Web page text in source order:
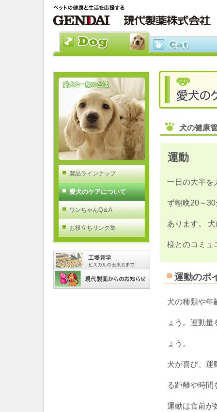
製品ラインナップ
愛犬のケアについて
ワンちゃんQ＆A
お役立ちリンク集
犬の健康
運動
一日の大半を
ず朝晩20～
あります。
様とのコミュ
運動のポ
犬の種類や年
ょう。運動
ょう。
犬が喜び、運
る距離や時間
運動は食前が